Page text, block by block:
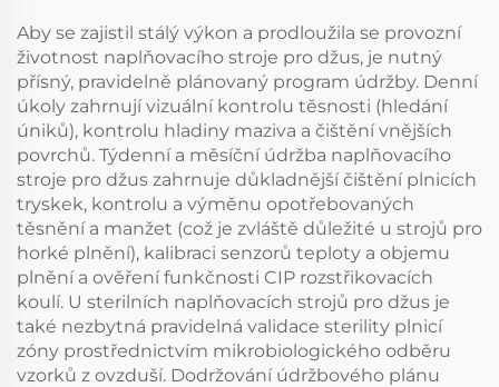
Aby se zajistil stálý výkon a prodloužila se provozní
životnost naplňovacího stroje pro džus, je nutný
přísný, pravidelně plánovaný program údržby. Denní
úkoly zahrnují vizuální kontrolu těsnosti (hledání
úniků), kontrolu hladiny maziva a čištění vnějších
povrchů. Týdenní a měsíční údržba naplňovacího
stroje pro džus zahrnuje důkladnější čištění plnicích
tryskek, kontrolu a výměnu opotřebovaných
těsnění a manžet (což je zvláště důležité u strojů pro
horké plnění), kalibraci senzorů teploty a objemu
plnění a ověření funkčnosti CIP rozstřikovacích
koulí. U sterilních naplňovacích strojů pro džus je
také nezbytná pravidelná validace sterility plnicí
zóny prostřednictvím mikrobiologického odběru
vzorků z ovzduší. Dodržování údržbového plánu